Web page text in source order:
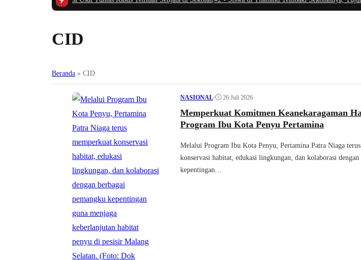
CID
Beranda » CID
NASIONAL• 26 Juli 2026
Memperkuat Komitmen Keanekaragaman
Program Ibu Kota Penyu Pertamina
Melalui Program Ibu Kota Penyu, Pertamina Patra Niaga
konservasi habitat, edukasi lingkungan, dan kolaborasi dengan
kepentingan…